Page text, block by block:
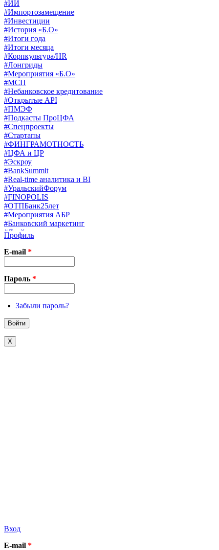
#ИИ
#Импортозамещение
#Инвестиции
#История «Б.О»
#Итоги года
#Итоги месяца
#Корпкультура/HR
#Лонгриды
#Мероприятия «Б.О»
#МСП
#Небанковское кредитование
#Открытые API
#ПМЭФ
#Подкасты ПроЦФА
#Спецпроекты
#Стартапы
#ФИНГРАМОТНОСТЬ
#ЦФА и ЦР
#Эскроу
#BankSummit
#Real-time аналитика и BI
#УральскийФорум
#FINOPOLIS
#ОТПБанк25лет
#Мероприятия АБР
#Банковский маркетинг
#Драйверы страхования
#Финконгресс ЦБ
#PB&WM
#UX/CX
#Экосистемы
X
Профиль
E-mail *
Пароль *
Забыли пароль?
X
Вход
E-mail *